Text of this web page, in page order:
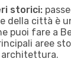
storici:
della città è
puoi fare a
aree
architettura.